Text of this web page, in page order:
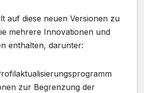
auf diese neuen Versionen zu
mehrere Innovationen und
enthalten, darunter:
zur Begrenzung der